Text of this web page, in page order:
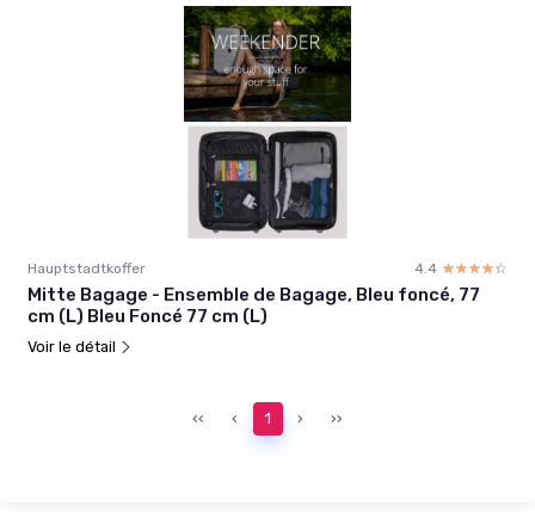
Hauptstadtkoffer 4.4 ☆☆☆☆☆
★★★★★
Mitte Bagage - Ensemble de Bagage, Bleu foncé, 77
cm (L) Bleu Foncé 77 cm (L)
Voir le détail
‹‹ ‹ 1 › ››